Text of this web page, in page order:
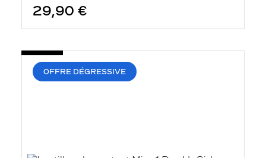
29,90 €
OFFRE DÉGRESSIVE